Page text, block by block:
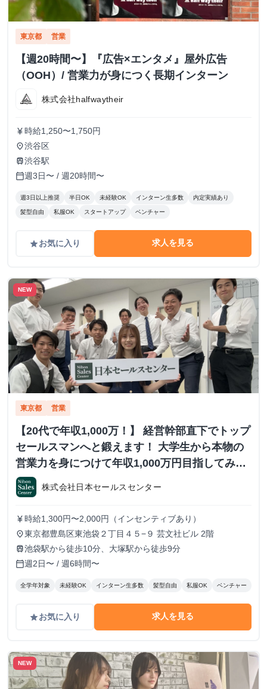
東京都 営業
【週20時間〜】『広告×エンタメ』屋外広告
（OOH）/ 営業力が身につく長期インターン
株式会社halfwaytheir
currency_yen 時給1,250〜1,750円
place渋谷区
train渋谷駅
calendar_today週3日〜 / 週20時間〜
週3日以上推奨 半日OK 未経験OK インターン生多数 内定実績あり
髪型自由 私服OK スタートアップ ベンチャー
gradeお気に入り 求人を見る
NEW
東京都 営業
【20代で年収1,000万！】 経営幹部直下でトップ
セールスマンへと鍛えます！ 大学生から本物の
営業力を身につけて年収1,000万円目指してみま
せんか？ ※当社直結内定あり #学歴不問 #未経験
可 #1.2年生可 - 株式会社日本セールスセンター
の長期・有給インターンシップ
株式会社日本セールスセンター
currency_yen 時給1,300円〜2,000円（インセンティブあり）
place東京都豊島区東池袋２丁目４５−９ 芸文社ビル 2階
train池袋駅から徒歩10分、大塚駅から徒歩9分
calendar_today週2日〜 / 週6時間〜
全学年対象 未経験OK インターン生多数 髪型自由 私服OK ベンチャー
gradeお気に入り 求人を見る
NEW